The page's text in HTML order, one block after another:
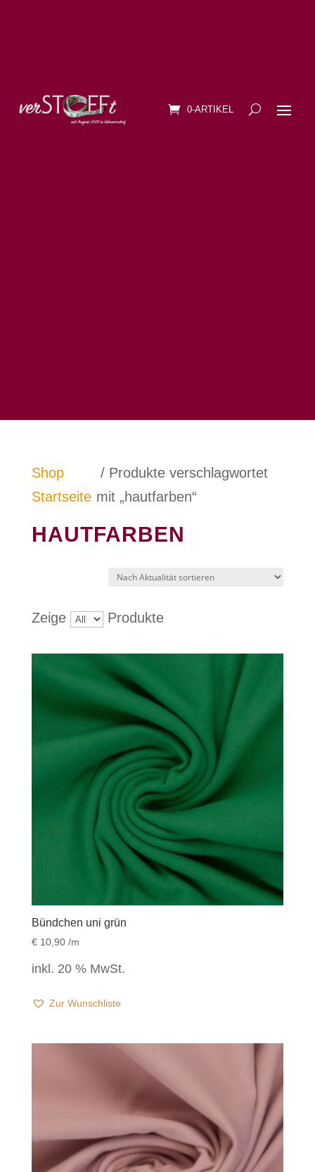
0-ARTIKEL
Shop
Startseite
/ Produkte verschlagwortet
mit „hautfarben“
HAUTFARBEN
Zeige Produkte
Bündchen uni grün
€10,90/m
inkl. 20 % MwSt.
Zur Wunschliste